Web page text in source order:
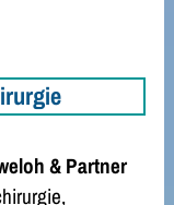
& Partner